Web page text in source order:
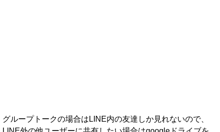
グループトークの場合はLINE内の友達しか見れないので、